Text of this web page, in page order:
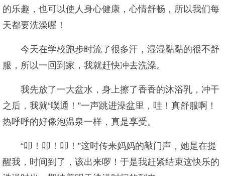
的乐趣，也可以使人身心健康，心情舒畅，所以我们每
天都要洗澡喔！
今天在学校跑步时流了很多汗，湿湿黏黏的很不舒
服，所以一回到家，我就赶快冲去洗澡。
我先放了一大盆水，身上擦了香香的沐浴乳，冲干
之后，我就“噗通！”一声跳进澡盆里，哇！真舒服啊！
热呼呼的好像泡温泉一样，真是享受。
“叩！叩！叩！”这时传来妈妈的敲门声，她是在提
醒我，时间到了，该出来啰！于是我赶紧结束这快乐的